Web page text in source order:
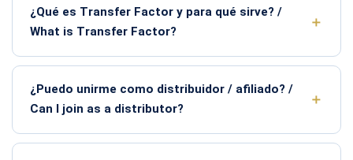
¿Qué es Transfer Factor y para qué sirve? /
What is Transfer Factor?
¿Puedo unirme como distribuidor / afiliado? /
Can I join as a distributor?